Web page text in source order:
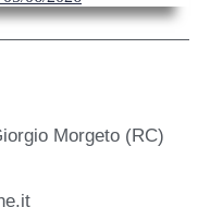
Morgeto (RC)